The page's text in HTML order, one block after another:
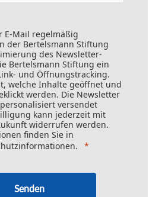
E-Mail regelmäßig
der Bertelsmann Stiftung
des Newsletter-
Bertelsmann Stiftung ein
und Öffnungstracking.
welche Inhalte geöffnet und
werden. Die Newsletter
versendet
kann jederzeit mit
widerrufen werden.
finden Sie in
.
Senden